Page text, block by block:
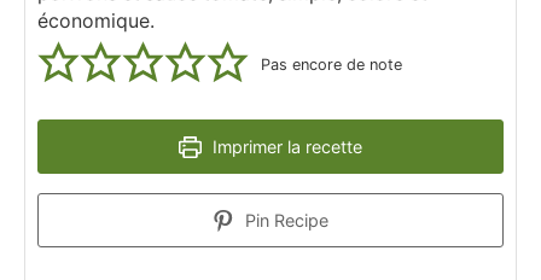
économique.
Pas encore de note
Imprimer la recette
Pin Recipe